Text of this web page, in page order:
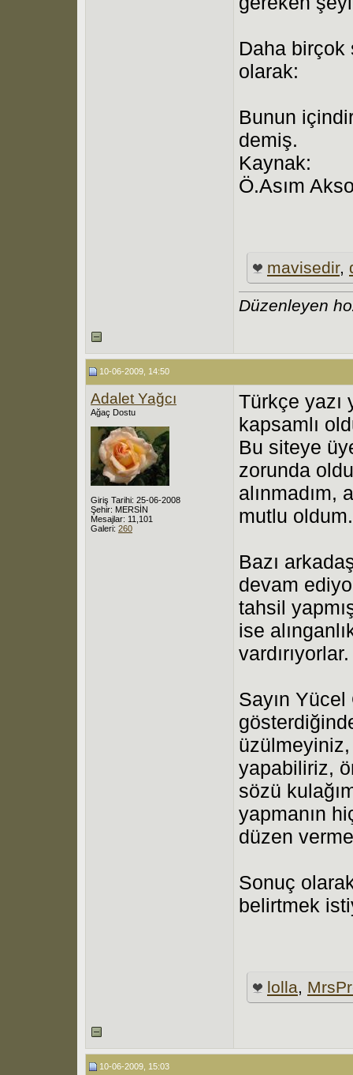
Daha birçok
olarak:
Bunun
demiş.
Kaynak:
Ö.Asım
mavisedir,
Düzenleyen
10-06-2009, 14:50
Adalet Yağcı
Ağaç Dostu
Giriş Tarihi: 25-06-2008
Şehir: MERSİN
Mesajlar: 11,101
Galeri: 260
Türkçe yazı
kapsamlı
Bu siteye
zorunda
alınmadım,
mutlu oldum.
Bazı
devam
tahsil
ise
vardırıyorlar.
Sayın Yücel
yapabiliriz,
sözü
yapmanın
düzen
Sonuç
belirtmek
lolla,
10-06-2009, 15:03